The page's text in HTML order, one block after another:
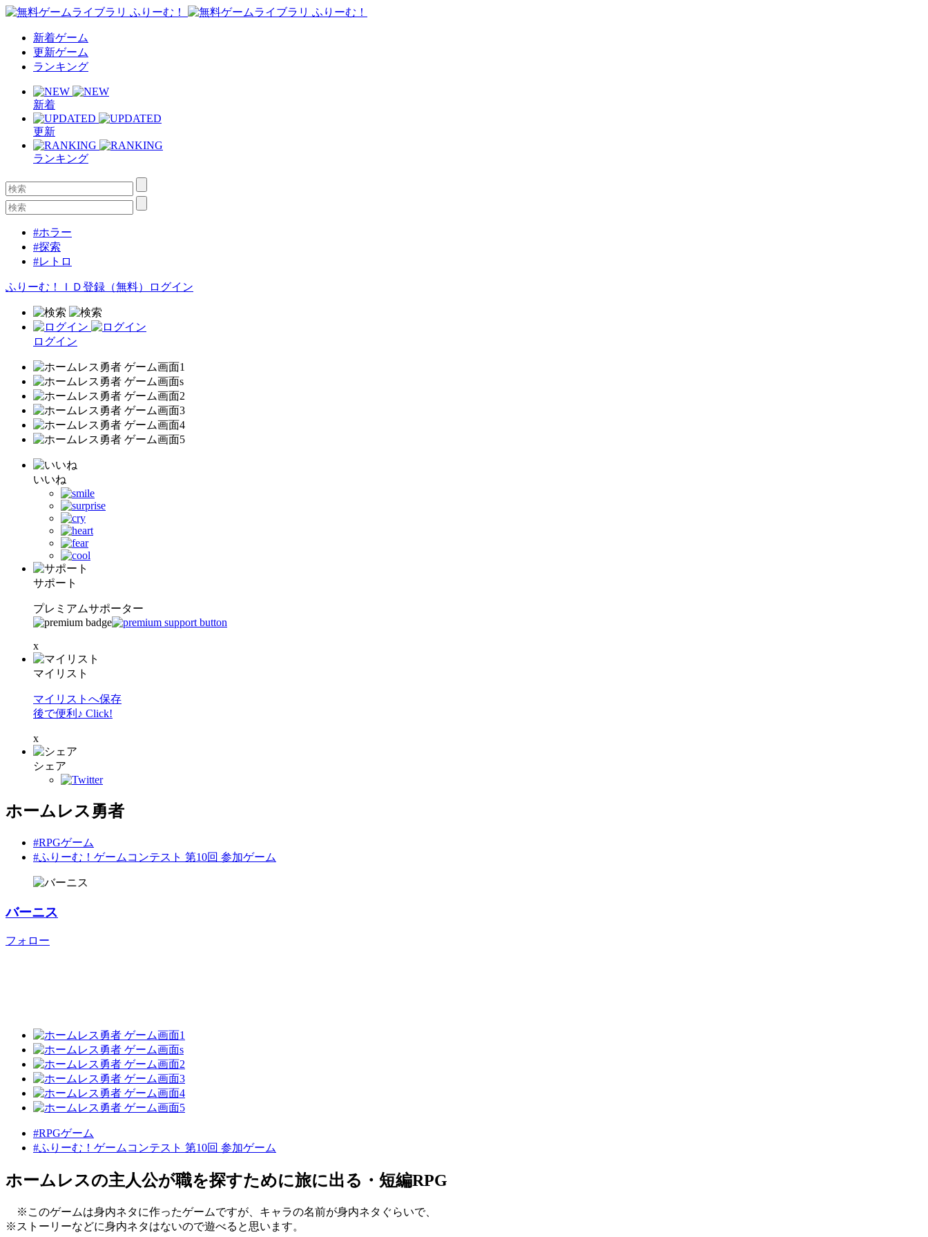
新着ゲーム
更新ゲーム
ランキング
新着
更新
ランキング
#ホラー
#探索
#レトロ
ふりーむ！ＩＤ登録（無料） ログイン
ログイン
いいね
サポート
プレミアムサポーター
x
マイリスト
マイリストへ保存
後で便利♪ Click!
x
シェア
ホームレス勇者
#RPGゲーム
#ふりーむ！ゲームコンテスト 第10回 参加ゲーム
バーニス
フォロー
#RPGゲーム
#ふりーむ！ゲームコンテスト 第10回 参加ゲーム
ホームレスの主人公が職を探すために旅に出る・短編RPG
※このゲームは身内ネタに作ったゲームですが、キャラの名前が身内ネタぐらいで、
※ストーリーなどに身内ネタはないので遊べると思います。